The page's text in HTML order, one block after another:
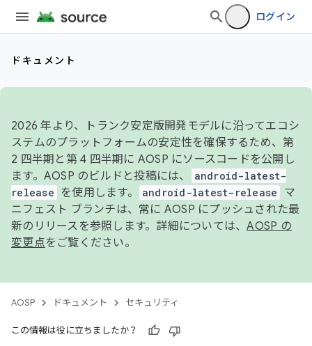
ログイン
ドキュメント
2026 年より、トランク安定版開発モデルに沿ってエコシ
ステムのプラットフォームの安定性を確保するため、第
2 四半期と第 4 四半期に AOSP にソースコードを公開し
ます。AOSP のビルドと投稿には、
android-latest-
release
を使用します。 android-latest-release
マ
ニフェスト ブランチは、常に AOSP にプッシュされた最
新のリリースを参照します。詳細については、AOSP の
変更点をご覧ください。
AOSP ドキュメント セキュリティ
この情報は役に立ちましたか？